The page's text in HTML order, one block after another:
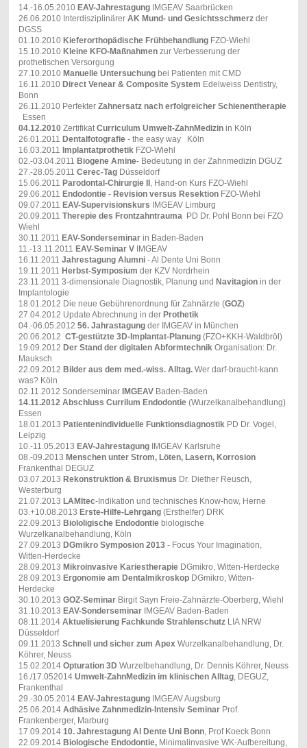
14.-16.05.2010 EAV-JahrestagungIMGEAV Saarbrücken
26.06.2010 Interdisziplinärer AK Mund- und Gesichtsschmerzder
DGSS
01.10.2010 Kieferorthopädische FrühbehandlungFZO-Wiehl
15.10.2010 Kleine KFO-Maßnahmenzur Verbesserung der
prothetischen Versorgung
27.10.2010 Manuelle Untersuchungbei Patienten mit CMD
16.11.2010 Direct Venear & Composite System Edelweiss Dentistry,
Bonn
26.11.2010 Perfekter Zahnersatz nach erfolgreicher Schienentherapie
Essen
04.12.2010Zertifikat Curriculum Umwelt-ZahnMedizinin Köln
26.01.2011 Dentalfotografie- the easy way Köln
16.03.2011 Implantatprothetik FZO-Wiehl
02.-03.04.2011 Biogene Amine- Bedeutung in der Zahnmedizin DGUZ
27.-28.05.2011 Cerec-TagDüsseldorf
15.06.2011 Parodontal-Chirurgie II, Hand-on Kurs FZO-Wiehl
29.06.2011 Endodontie - Revision versus ResektionFZO-Wiehl
09.07.2011 EAV-Supervisionskurs IMGEAV Limburg
20.09.2011 Therepie des Frontzahntrauma PD Dr. Pohl Bonn bei FZO
Wiehl
30.11.2011 EAV-Sonderseminarin Baden-Baden
11.-13.11.2011 EAV-Seminar VIMGEAV
16.11.2011 Jahrestagung Alumni- Al Dente Uni Bonn
19.11.2011 Herbst-Symposium der KZV Nordrhein
23.11.2011 3-dimensionale Diagnostik, Planung und Navitagionin der
Implantologie
18.01.2012 Die neue Gebührenordnung für Zahnärzte (GOZ)
27.04.2012 Update Abrechnung in der Prothetik
04.-06.05.2012 56. Jahrastagungder IMGEAV in München
20.06.2012 CT-gestützte 3D-Implantat-Planung(FZO+KKH-Waldbröl)
19.09.2012 Der Stand der digitalen Abformtechnik Organisation: Dr.
Mauksch
22.09.2012 Bilder aus dem med.-wiss. Alltag.Wer darf-braucht-kann
was? Köln
02.11.2012 Sonderseminar IMGEAVBaden-Baden
14.11.2012 Abschluss Currilum Endodontie(Wurzelkanalbehandlung)
Essen
18.01.2013 Patientenindividuelle Funktionsdiagnostik PD Dr. Vogel,
Leipzig
10.-11.05.2013 EAV-JahrestagungIMGEAV Karlsruhe
08.-09.2013 Menschen unter Strom, Löten, Lasern, Korrosion
Frankenthal DEGUZ
03.07.2013 Rekonstruktion & Bruxismus Dr. Diether Reusch,
Westerburg
21.07.2013 LAMItec-Indikation und technisches Know-how, Herne
03.+10.08.2013 Erste-Hilfe-Lehrgang(Ersthelfer) DRK
22.09.2013 Biololigische Endodontiebiologische
Wurzelkanalbehandlung, Köln
27.09.2013 DGmikro Symposion 2013- Focus Your Imagination,
Witten-Herdecke
28.09.2013 Mikroinvasive KariestherapieDGmikro, Witten-Herdecke
28.09.2013 Ergonomie am DentalmikroskopDGmikro, Witten-
Herdecke
30.10.2013 GOZ-SeminarBirgit Sayn Freie-Zahnärzte-Oberberg, Wiehl
31.10.2013 EAV-SonderseminarIMGEAV Baden-Baden
08.11.2014 Aktuelisierung Fachkunde StrahlenschutzLIA NRW
Düsseldorf
09.11.2013 Schnell und sicher zum Apex Wurzelkanalbehandlung, Dr.
Köhrer, Neuss
15.02.2014 Opturation 3D Wurzelbehandlung, Dr. Dennis Köhrer, Neuss
16./17.052014 Umwelt-ZahnMedizin im klinischen Alltag, DEGUZ,
Frankenthal
29.-30.05.2014 EAV-JahrestagungIMGEAV Augsburg
25.06.2014 Adhäsive Zahnmedizin-Intensiv SeminarProf.
Frankenberger, Marburg
17.09.2014 10. Jahrestagung Al Dente Uni Bonn, Prof Koeck Bonn
22.09.2014 Biologische Endodontie,Minimalinvasive WK-Aufbereitung,